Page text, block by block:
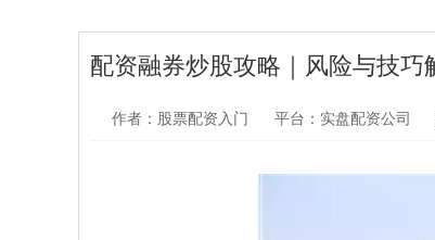
配资融券炒股攻略｜风险与技巧
作者：股票配资入门 平台：实盘配资公司